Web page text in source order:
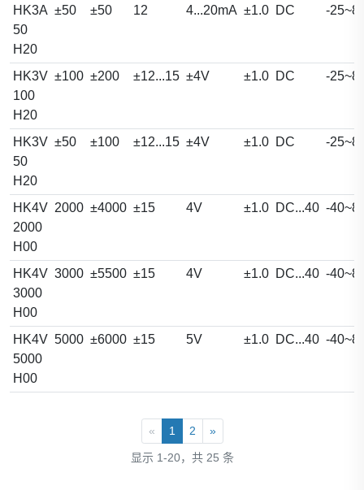
HK3A
50
H20
±50 ±50 12 4...20mA ±1.0 DC -
HK3V
100
H20
±100 ±200 ±12...15 ±4V ±1.0 DC -
HK3V
50
H20
±50 ±100 ±12...15 ±4V ±1.0 DC -
HK4V
2000
H00
2000 ±4000 ±15 4V ±1.0 DC...40 -
HK4V
3000
H00
3000 ±5500 ±15 4V ±1.0 DC...40 -
HK4V
5000
H00
5000 ±6000 ±15 5V ±1.0 DC...40 -
« 1 2 »
显示 1-20，共 25 条